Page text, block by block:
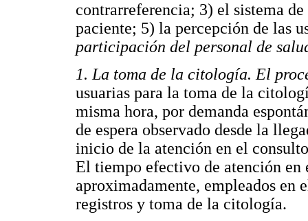
contrarreferencia; 3) el sistema
paciente; 5) la percepción de las
participación del personal de
1. La toma de la citología. El
usuarias para la toma de la
misma hora, por demanda
de espera observado desde la
inicio de la atención en el
El tiempo efectivo de atención
aproximadamente, empleados
registros y toma de la citología.